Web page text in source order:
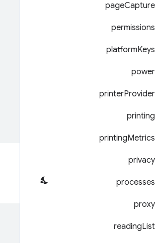
pageCapture
permissions
platformKeys
power
printerProvider
printing
printingMetrics
privacy
processes
proxy
readingList